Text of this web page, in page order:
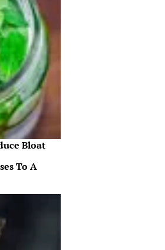
Bloat
To A